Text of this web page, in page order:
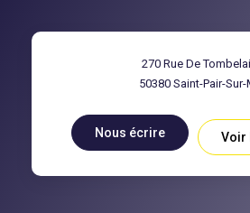
270 Rue De
50380 Saint-Pair-Sur-
Nous écrire Voir